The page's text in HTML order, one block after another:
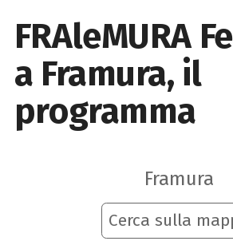
FRAleMURA
a Framura, il
programma
Framura
Cerca sulla